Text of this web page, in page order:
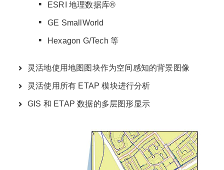
ESRI 地理数据库®
GE SmallWorld
Hexagon G/Tech 等
灵活地使用地图图块作为空间感知的背景图像
灵活使用所有 ETAP 模块进行分析
GIS 和 ETAP 数据的多层图形显示